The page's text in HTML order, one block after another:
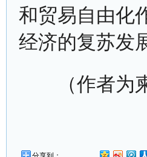
和贸易自由化
经济的复苏发
（作者为柬